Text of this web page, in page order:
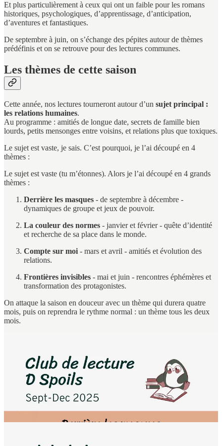
Et plus particulièrement à ceux qui ont un faible pour les romans
historiques, psychologiques, d’apprentissage, d’anticipation,
d’aventures et fantastiques.
De septembre à juin, on s’échange des pépites autour de thèmes
prédéfinis et on se retrouve pour des lectures communes.
Les thèmes de cette saison
Cette année, nos lectures tourneront autour d’un sujet principal :
les relations humaines.
Au programme : amitiés de longue date, secrets de famille bien
lourds, petits mensonges entre voisins, et relations plus que toxiques.
Le sujet est vaste, je sais. C’est pourquoi, je l’ai découpé en 4
thèmes :
Le sujet est vaste (tu m’étonnes). Alors je l’ai découpé en 4 grands
thèmes :
Derrière les masques - de septembre à décembre -
dynamiques de groupe et jeux de pouvoir.
La couleur des normes - janvier et février - quête d’identité
et recherche de sa place dans le monde.
Compte sur moi - mars et avril - amitiés et évolution des
relations.
Frontières invisibles - mai et juin - rencontres éphémères et
transformation des protagonistes.
On attaque la saison en douceur avec un thème qui durera quatre
mois, puis on reprendra le rythme normal : un thème tous les deux
mois.